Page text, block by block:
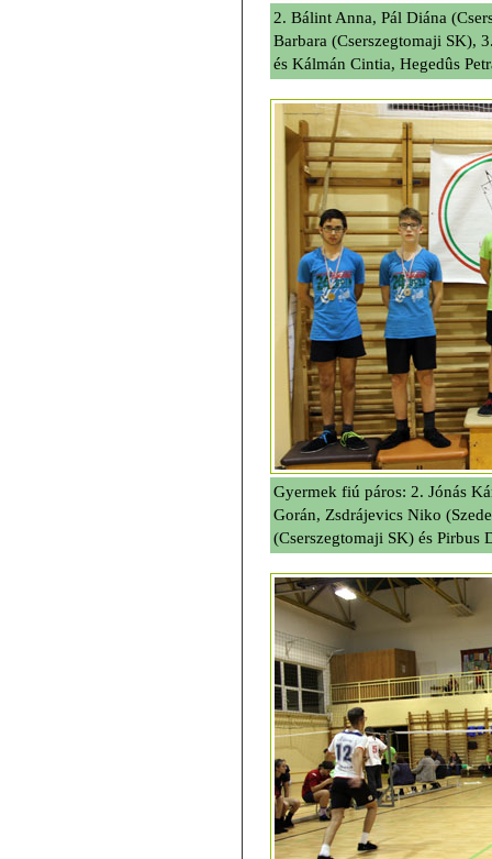
2. Bálint Anna, Pál Diána
Barbara (Cserszegtomaji SK),
és Kálmán Cintia, Hegedûs
Gyermek fiú páros: 2. Jónás
Gorán, Zsdrájevics Niko
(Cserszegtomaji SK) és Pirbus